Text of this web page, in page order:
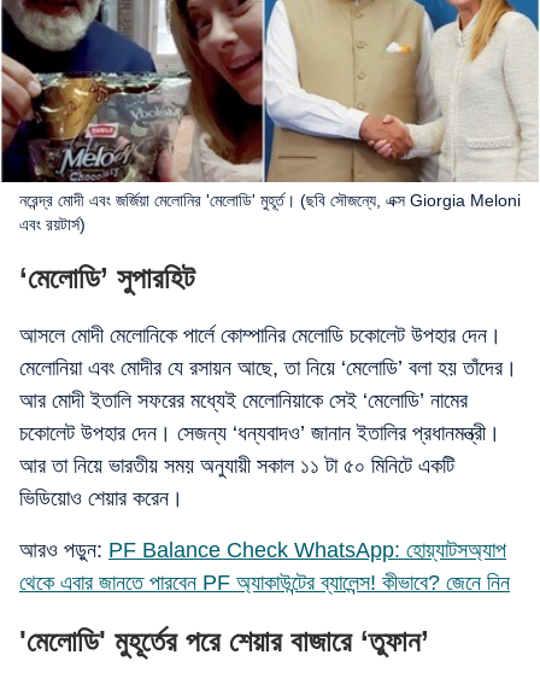
নরেন্দ্র মোদী এবং জর্জিয়া মেলোনির 'মেলোডি' মুহূর্ত। (ছবি সৌজন্যে, এক্স Giorgia Meloni
এবং রয়টার্স)
‘মেলোডি’ সুপারহিট
আসলে মোদী মেলোনিকে পার্লে কোম্পানির মেলোডি চকোলেট উপহার দেন।
মেলোনিয়া এবং মোদীর যে রসায়ন আছে, তা নিয়ে ‘মেলোডি’ বলা হয় তাঁদের।
আর মোদী ইতালি সফরের মধ্যেই মেলোনিয়াকে সেই ‘মেলোডি’ নামের
চকোলেট উপহার দেন। সেজন্য ‘ধন্যবাদও’ জানান ইতালির প্রধানমন্ত্রী।
আর তা নিয়ে ভারতীয় সময় অনুযায়ী সকাল ১১ টা ৫০ মিনিটে একটি
ভিডিয়োও শেয়ার করেন।
আরও পড়ুন: PF Balance Check WhatsApp: হোয়্যাটসঅ্যাপ
থেকে এবার জানতে পারবেন PF অ্যাকাউন্টের ব্যালেন্স! কীভাবে? জেনে নিন
'মেলোডি' মুহূর্তের পরে শেয়ার বাজারে ‘তুফান’